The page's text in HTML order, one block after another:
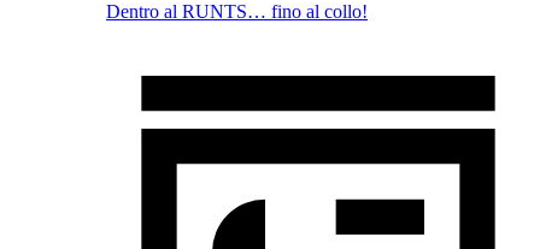
Dentro al RUNTS… fino al collo!